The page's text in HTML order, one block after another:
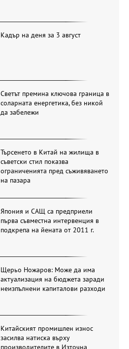
Кадър на деня за 3 август
Светът премина ключова граница в
соларната енергетика, без никой
да забележи
Търсенето в Китай на жилища в
съветски стил показва
ограниченията пред съживяването
на пазара
Япония и САЩ са предприели
първа съвместна интервенция в
подкрепа на йената от 2011 г.
Щерьо Ножаров: Може да има
актуализация на бюджета заради
неизпълнени капиталови разходи
Китайският промишлен износ
засилва натиска върху